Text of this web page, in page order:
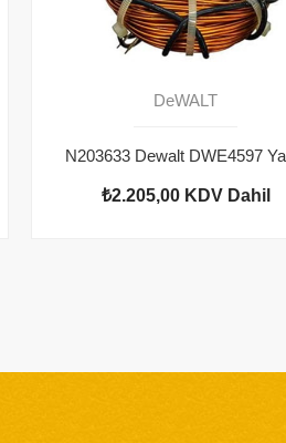
DeWALT
₺2.205,00 KDV Dahil